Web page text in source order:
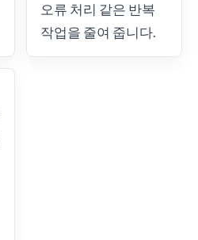
오류 처리 같은 반복
작업을 줄여 줍니다.